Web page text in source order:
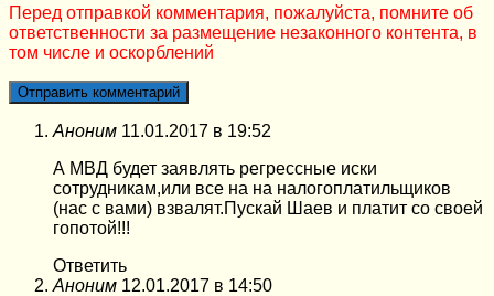
Перед отправкой комментария, пожалуйста, помните об
ответственности за размещение незаконного контента, в
том числе и оскорблений
Аноним 11.01.2017 в 19:52
А МВД будет заявлять регрессные иски
сотрудникам,или все на на налогоплатильщиков
(нас с вами) взвалят.Пускай Шаев и платит со своей
гопотой!!!
Ответить
Аноним 12.01.2017 в 14:50